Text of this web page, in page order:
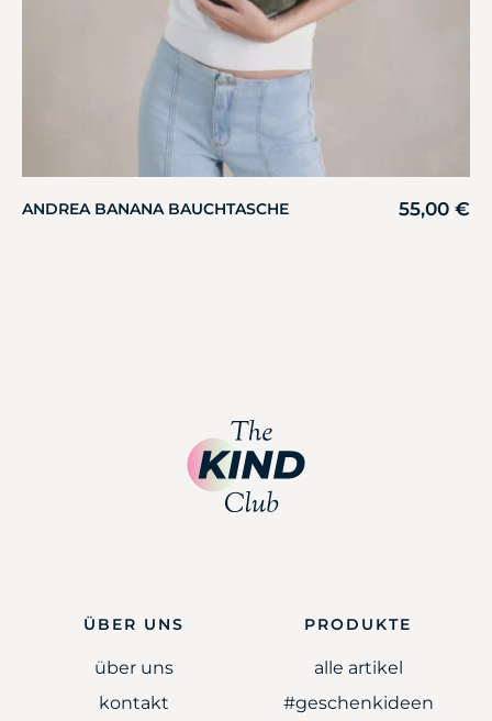
ANDREA BANANA BAUCHTASCHE 55,00 €
ÜBER UNS
über uns
kontakt
PRODUKTE
alle artikel
#geschenkideen